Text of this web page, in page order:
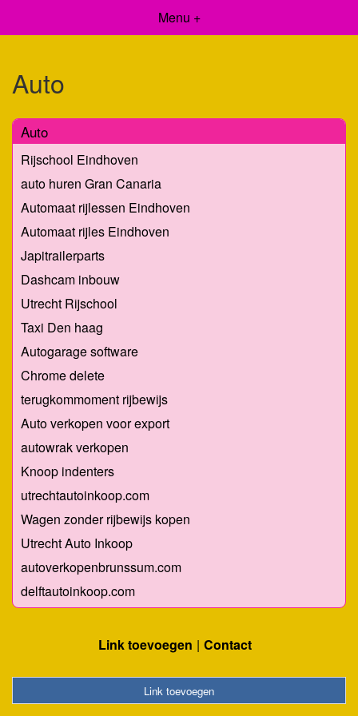
Menu +
Auto
Auto
Rijschool Eindhoven
auto huren Gran Canaria
Automaat rijlessen Eindhoven
Automaat rijles Eindhoven
Japitrailerparts
Dashcam inbouw
Utrecht Rijschool
Taxi Den haag
Autogarage software
Chrome delete
terugkommoment rijbewijs
Auto verkopen voor export
autowrak verkopen
Knoop indenters
utrechtautoinkoop.com
Wagen zonder rijbewijs kopen
Utrecht Auto Inkoop
autoverkopenbrunssum.com
delftautoinkoop.com
Link toevoegen Contact
Link toevoegen